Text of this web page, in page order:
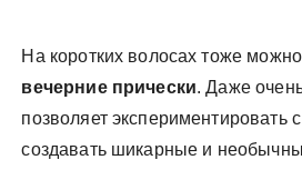
На коротких волосах тоже
вечерние прически. Даже
позволяет экспериментировать
создавать шикарные и